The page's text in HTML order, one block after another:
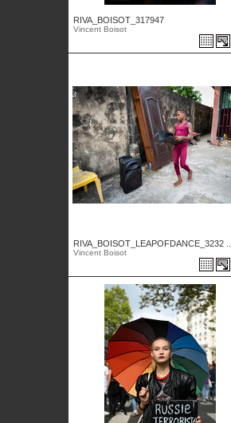
RIVA_BOISOT_317947
Vincent Boisot
RIVA_BOISOT_LEAPOFDANCE_3232
Vincent Boisot